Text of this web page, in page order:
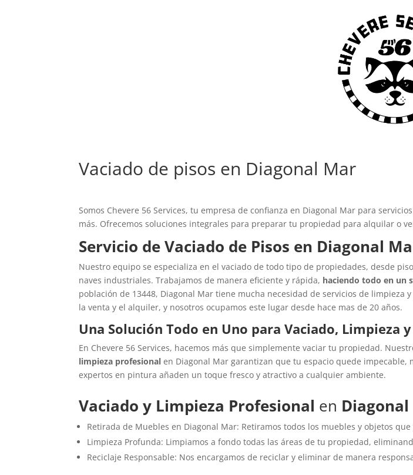
Vaciado de pisos en Diagonal Mar
Somos Chevere 56 Services, tu empresa de confianza en Diagonal Mar para
más. Ofrecemos soluciones integrales para preparar tu propiedad para alquilar o
Servicio de Vaciado de Pisos en Diagonal
Nuestro equipo se especializa en el vaciado de todo tipo de propiedades, desde
naves industriales. Trabajamos de manera eficiente y rápida, haciendo todo en un
población de 13448, Diagonal Mar tiene mucha necesidad de servicios de limpieza
la venta y el alquiler, y nosotros ocupamos este lugar desde hace mas de 20 años.
Una Solución Todo en Uno para Vaciado, Limpieza
En Chevere 56 Services, hacemos más que simplemente vaciar tu propiedad.
limpieza profesional en Diagonal Mar garantizan que tu espacio quede impecable,
expertos en pintura añaden un toque fresco y atractivo a cualquier ambiente.
Vaciado y Limpieza Profesional en
Retirada de Muebles en Diagonal Mar: Retiramos todos los muebles y objetos que
Limpieza Profunda: Limpiamos a fondo todas las áreas de tu propiedad,
Reciclaje Responsable: Nos encargamos de reciclar y eliminar de manera